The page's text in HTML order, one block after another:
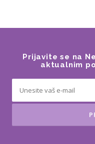
Prijavite se na
aktualnim